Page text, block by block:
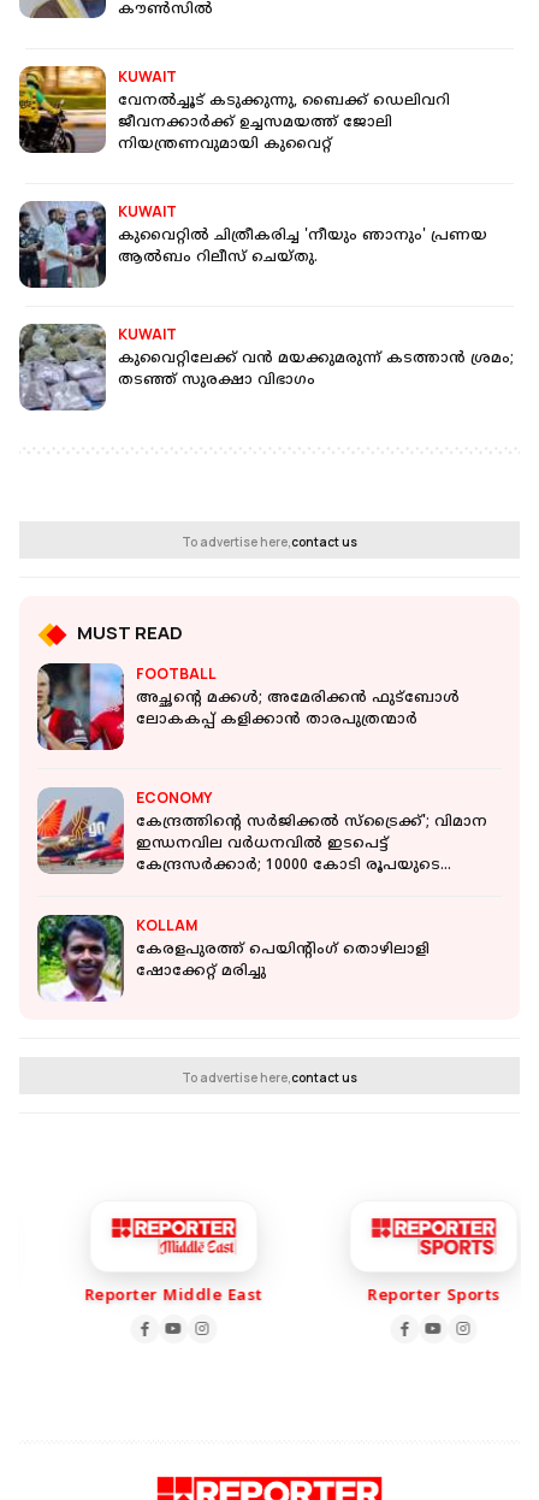
കൗൺസിൽ
KUWAIT
വേനൽച്ചൂട് കടുക്കുന്നു, ബൈക്ക് ഡെലിവറി
ജീവനക്കാർക്ക് ഉച്ചസമയത്ത് ജോലി
നിയന്ത്രണവുമായി കുവൈറ്റ്
KUWAIT
കുവൈറ്റിൽ ചിത്രീകരിച്ച 'നീയും ഞാനും' പ്രണയ
ആൽബം റിലീസ് ചെയ്തു.
KUWAIT
കുവൈറ്റിലേക്ക് വൻ മയക്കുമരുന്ന് കടത്താൻ ശ്രമം;
തടഞ്ഞ് സുരക്ഷാ വിഭാ​ഗം
To advertise here,contact us
MUST READ
FOOTBALL
അച്ഛന്റെ മക്കള്‍; അമേരിക്കന്‍ ഫുട്‌ബോള്‍
ലോകകപ്പ് കളിക്കാന്‍ താരപുത്രന്മാര്‍
ECONOMY
കേന്ദ്രത്തിന്റെ സർജിക്കൽ സ്ട്രൈക്ക്'; വിമാന
ഇന്ധനവില വർധനവിൽ ഇടപെട്ട്
കേന്ദ്രസർക്കാർ; 10000 കോടി രൂപയുടെ
KOLLAM
കേരളപുരത്ത് പെയിന്റിംഗ് തൊഴിലാളി
ഷോക്കേറ്റ് മരിച്ചു
To advertise here,contact us
Reporter Middle East Reporter Sports